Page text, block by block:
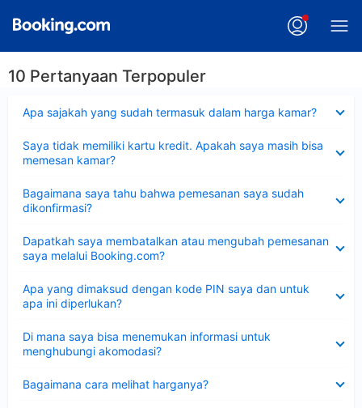
10 Pertanyaan Terpopuler
Apa sajakah yang sudah termasuk dalam harga kamar?
Saya tidak memiliki kartu kredit. Apakah saya masih bisa
memesan kamar?
Bagaimana saya tahu bahwa pemesanan saya sudah
dikonfirmasi?
Dapatkah saya membatalkan atau mengubah pemesanan
saya melalui Booking.com?
Apa yang dimaksud dengan kode PIN saya dan untuk
apa ini diperlukan?
Di mana saya bisa menemukan informasi untuk
menghubungi akomodasi?
Bagaimana cara melihat harganya?